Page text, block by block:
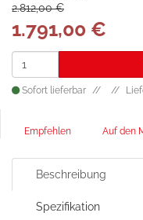
2.812,00 €
1.791,00 €
Sofort lieferbar
Empfehlen Auf den
Beschreibung
Spezifikation